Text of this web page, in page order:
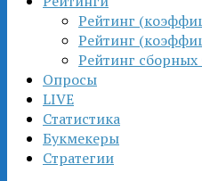
Рейтинг
Рейтинг
Рейтинг
Опросы
LIVE
Статистика
Букмекеры
Стратегии